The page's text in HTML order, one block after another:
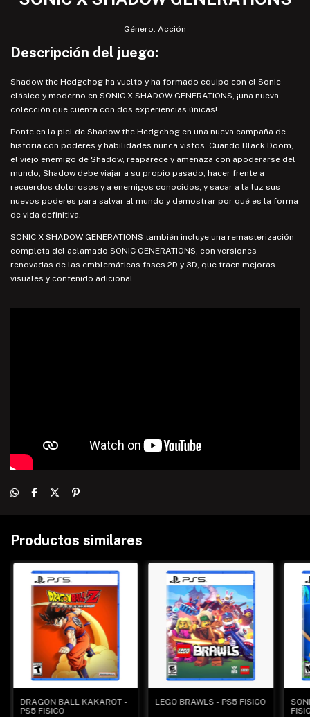
Género: Acción
Descripción del juego:
Shadow the Hedgehog ha vuelto y ha formado equipo con el Sonic
clásico y moderno en SONIC X SHADOW GENERATIONS, ¡una nueva
colección que cuenta con dos experiencias únicas!
Ponte en la piel de Shadow the Hedgehog en una nueva campaña de
historia con poderes y habilidades nunca vistos. Cuando Black Doom,
el viejo enemigo de Shadow, reaparece y amenaza con apoderarse del
mundo, Shadow debe viajar a su propio pasado, hacer frente a
recuerdos dolorosos y a enemigos conocidos, y sacar a la luz sus
nuevos poderes para salvar al mundo y demostrar por qué es la forma
de vida definitiva.
SONIC X SHADOW GENERATIONS también incluye una remasterización
completa del aclamado SONIC GENERATIONS, con versiones
renovadas de las emblemáticas fases 2D y 3D, que traen mejoras
visuales y contenido adicional.
Productos similares
DRAGON BALL KAKAROT -
PS5 FISICO
LEGO BRAWLS - PS5 FISICO